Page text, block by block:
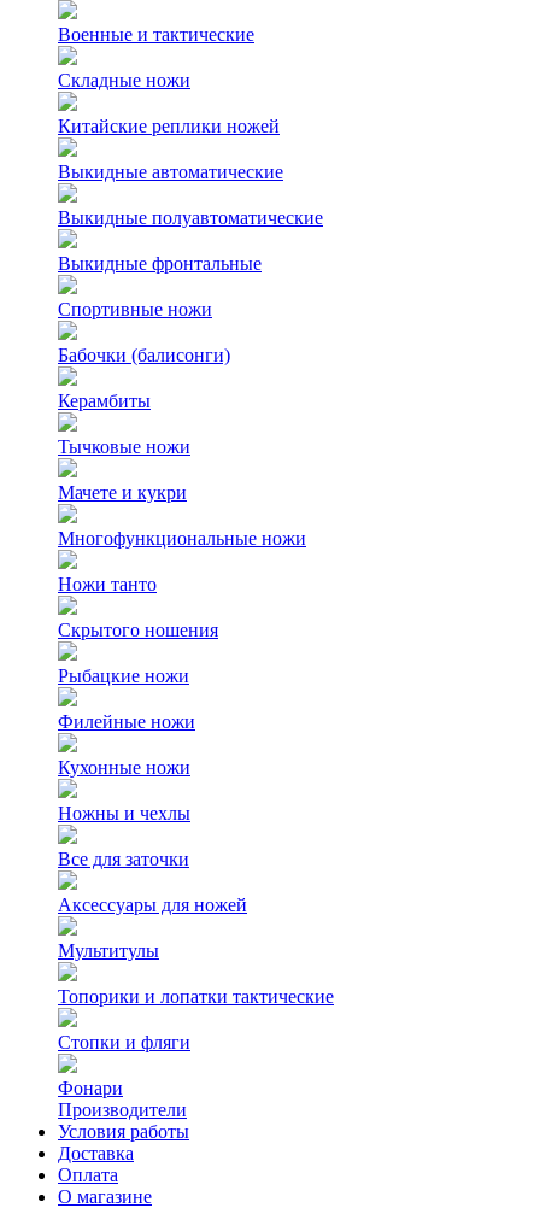
Военные и тактические
Складные ножи
Китайские реплики ножей
Выкидные автоматические
Выкидные полуавтоматические
Выкидные фронтальные
Спортивные ножи
Бабочки (балисонги)
Керамбиты
Тычковые ножи
Мачете и кукри
Многофункциональные ножи
Ножи танто
Скрытого ношения
Рыбацкие ножи
Филейные ножи
Кухонные ножи
Ножны и чехлы
Все для заточки
Аксессуары для ножей
Мультитулы
Топорики и лопатки тактические
Стопки и фляги
Фонари
Производители
Условия работы
Доставка
Оплата
О магазине